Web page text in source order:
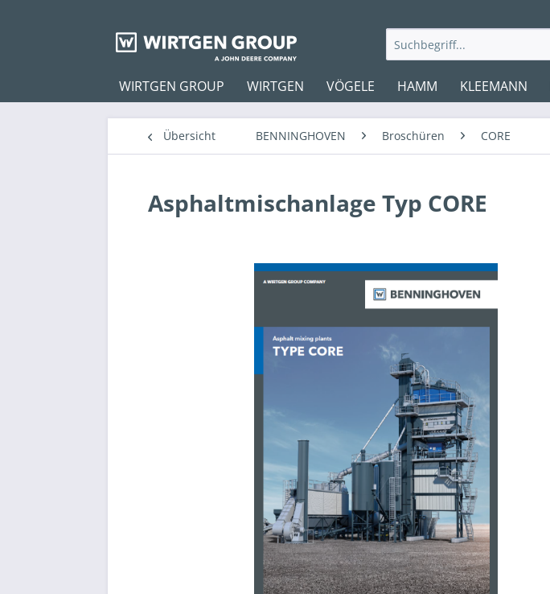
WIRTGEN GROUP WIRTGEN VÖGELE HAMM KLEEMANN
Übersicht BENNINGHOVEN Broschüren CORE
Asphaltmischanlage Typ CORE